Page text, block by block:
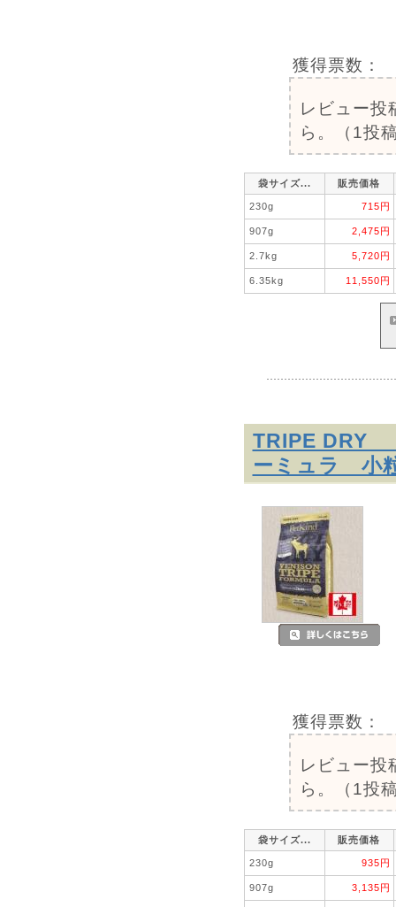
獲得票数：
レビュー投
ら。（1投
袋サイズ... 販売価格
230g 715円
907g 2,475円
2.7kg 5,720円
6.35kg 11,550円
TRIPE DRY
ーミュラ 小
獲得票数：
レビュー投
ら。（1投
袋サイズ... 販売価格
230g 935円
907g 3,135円